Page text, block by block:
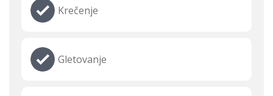
Krečenje
Gletovanje